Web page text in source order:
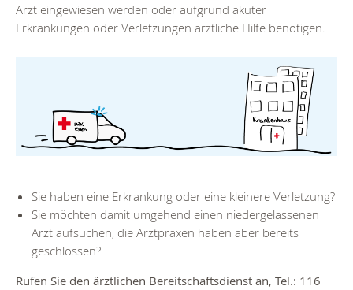
Arzt eingewiesen werden oder aufgrund akuter
Erkrankungen oder Verletzungen ärztliche Hilfe benötigen.
Sie haben eine Erkrankung oder eine kleinere Verletzung?
Sie möchten damit umgehend einen niedergelassenen
Arzt aufsuchen, die Arztpraxen haben aber bereits
geschlossen?
Rufen Sie den ärztlichen Bereitschaftsdienst an, Tel.: 116